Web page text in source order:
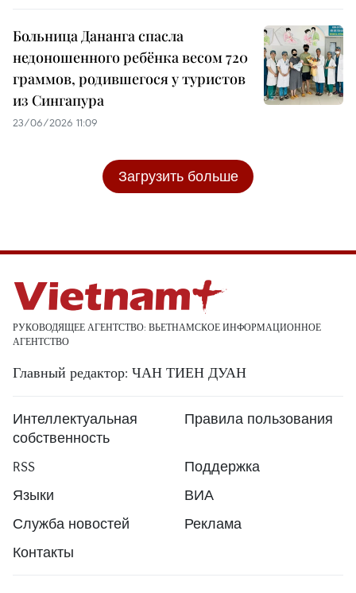
Больница Дананга спасла
недоношенного ребёнка весом 720
граммов, родившегося у туристов
из Сингапура
23/06/2026 11:09
Загрузить больше
РУКОВОДЯЩЕЕ АГЕНТСТВО: ВЬЕТНАМСКОЕ ИНФОРМАЦИОННОЕ
АГЕНТСТВО
Главный редактор: ЧАН ТИЕН ДУАН
Интеллектуальная
собственность
Правила пользования
RSS
Поддержка
Языки
ВИА
Служба новостей
Реклама
Контакты